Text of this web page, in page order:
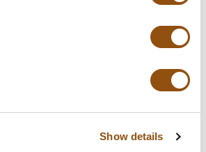
Show details
Melk, kan sporen bevatten van